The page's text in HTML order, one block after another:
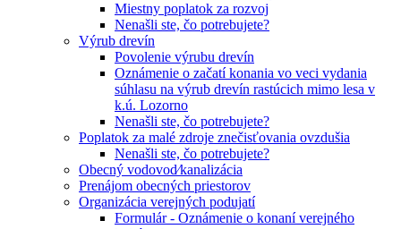
Miestny poplatok za rozvoj
Nenašli ste, čo potrebujete?
Výrub drevín
Povolenie výrubu drevín
Oznámenie o začatí konania vo veci vydania
súhlasu na výrub drevín rastúcich mimo lesa v
k.ú. Lozorno
Nenašli ste, čo potrebujete?
Poplatok za malé zdroje znečisťovania ovzdušia
Nenašli ste, čo potrebujete?
Obecný vodovod⁄kanalizácia
Prenájom obecných priestorov
Organizácia verejných podujatí
Formulár - Oznámenie o konaní verejného